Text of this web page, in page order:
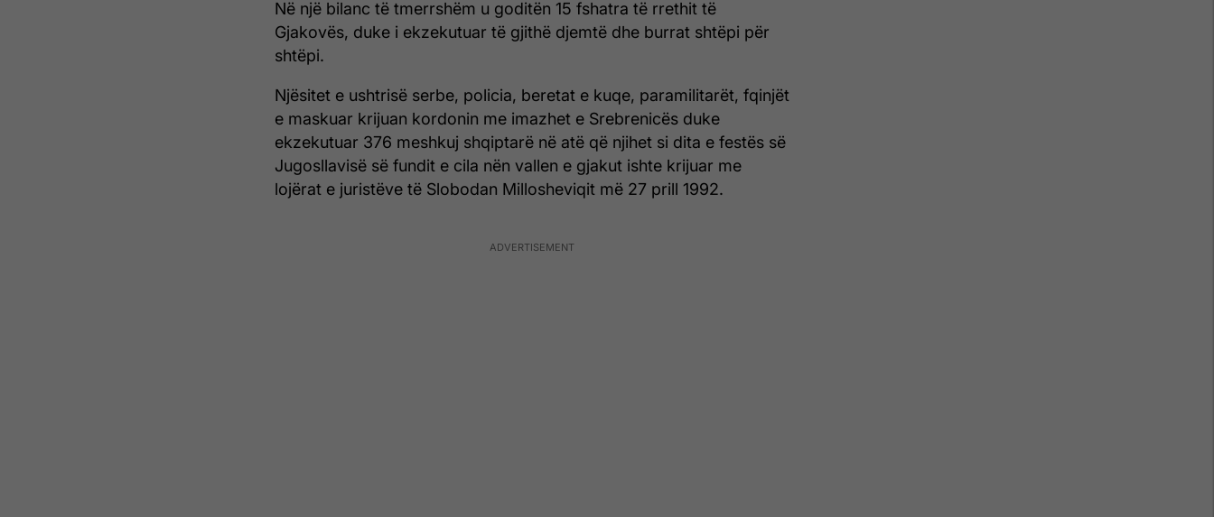
Në një bilanc të tmerrshëm u goditën 15 fshatra të rrethit të
Gjakovës, duke i ekzekutuar të gjithë djemtë dhe burrat shtëpi për
shtëpi.
Njësitet e ushtrisë serbe, policia, beretat e kuqe, paramilitarët, fqinjët
e maskuar krijuan kordonin me imazhet e Srebrenicës duke
ekzekutuar 376 meshkuj shqiptarë në atë që njihet si dita e festës së
Jugosllavisë së fundit e cila nën vallen e gjakut ishte krijuar me
lojërat e juristëve të Slobodan Millosheviqit më 27 prill 1992.